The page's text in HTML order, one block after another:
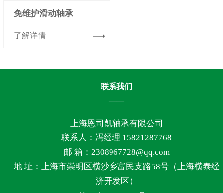
免维护滑动轴承
了解详情
联系我们
上海恩司凯轴承有限公司
联系人：冯经理 15821287768
邮 箱：2308967728@qq.com
地 址：上海市崇明区横沙乡富民支路58号（上海横泰经
济开发区）